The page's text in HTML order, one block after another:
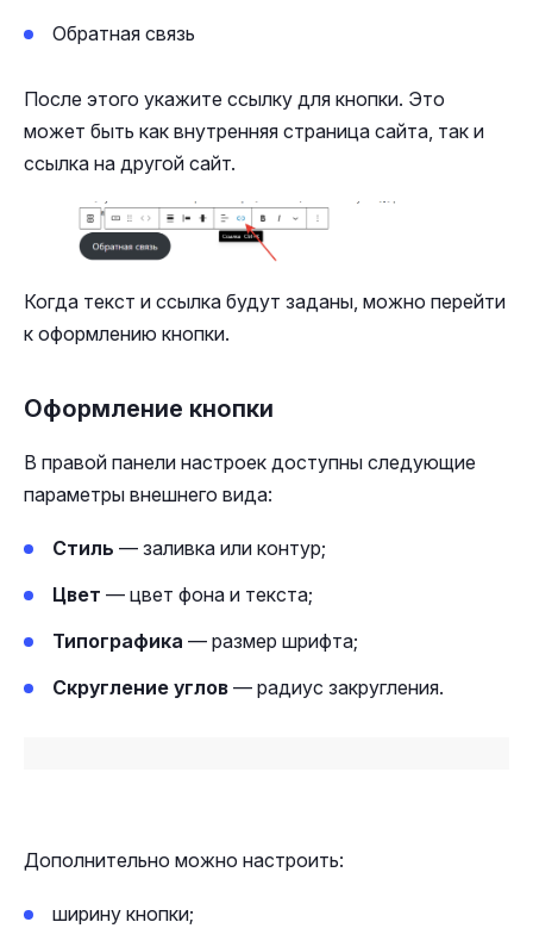
Обратная связь
После этого укажите ссылку для кнопки. Это
может быть как внутренняя страница сайта, так и
ссылка на другой сайт.
Когда текст и ссылка будут заданы, можно перейти
к оформлению кнопки.
Оформление кнопки
В правой панели настроек доступны следующие
параметры внешнего вида:
Стиль — заливка или контур;
Цвет — цвет фона и текста;
Типографика — размер шрифта;
Скругление углов — радиус закругления.
Дополнительно можно настроить:
ширину кнопки;